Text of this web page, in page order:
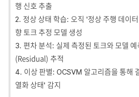
행 신호 추출
2. 정상 상태 학습: 오직 '정상 주행 데이
향 토크 추정 모델 생성
3. 편차 분석: 실제 측정된 토크와 모델
(Residual) 추적
4. 이상 판별: OCSVM 알고리즘을 통해
열화 상태' 감지